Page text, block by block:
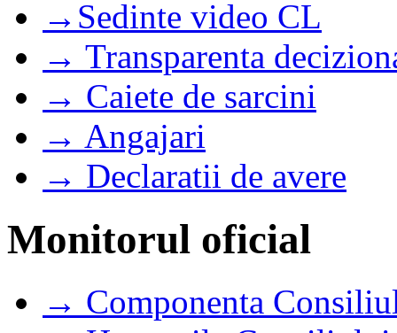
→Sedinte video CL
→ Transparenta
→ Caiete de sarcini
→ Angajari
→ Declaratii de avere
Monitorul oficial
→ Componenta